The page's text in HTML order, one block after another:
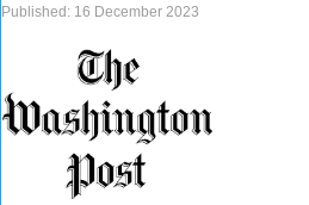
Published: 16 December 2023